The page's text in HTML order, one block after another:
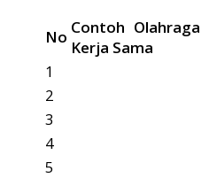
No Contoh Olahraga
Kerja Sama
1
2
3
4
5